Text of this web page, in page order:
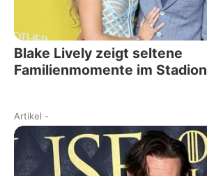
Blake Lively zeigt seltene
Familienmomente im Stadion
Artikel -